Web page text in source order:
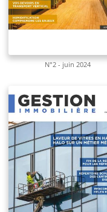
N°2 - juin 2024